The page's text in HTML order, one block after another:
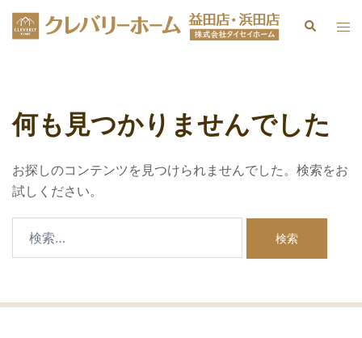
何も見つかりませんでした
お探しのコンテンツを見つけられませんでした。検索をお
試しください。